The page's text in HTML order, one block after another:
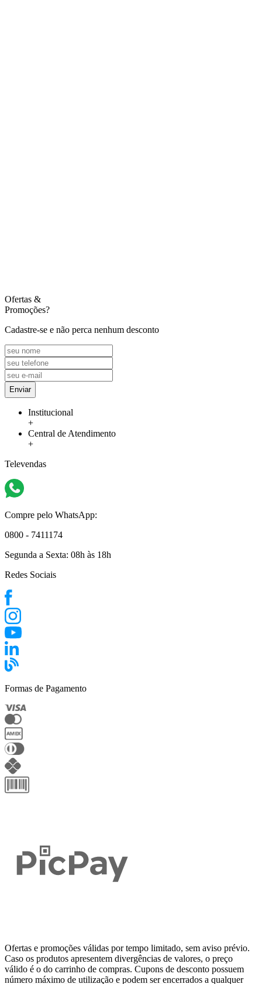
Ofertas &
Promoções?
Cadastre-se e não perca nenhum desconto
Enviar
Institucional
+
Central de Atendimento
+
Televendas
Compre pelo WhatsApp:
0800 - 7411174
Segunda a Sexta: 08h às 18h
Redes Sociais
Formas de Pagamento
Ofertas e promoções válidas por tempo limitado, sem aviso prévio.
Caso os produtos apresentem divergências de valores, o preço
válido é o do carrinho de compras. Cupons de desconto possuem
número máximo de utilização e podem ser encerrados a qualquer